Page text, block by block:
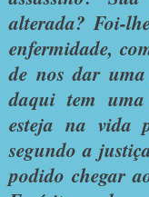
alterada? Foi-
enfermidade,
de nos dar
daqui tem
esteja na vida
segundo a
podido chegar